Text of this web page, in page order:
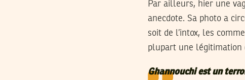
Par ailleurs, hier une
anecdote. Sa photo a
soit de l’intox, les
plupart une légitimation
Ghannouchi est un